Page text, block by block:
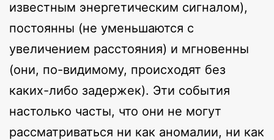
известным энергетическим сигналом),
постоянны (не уменьшаются с
увеличением расстояния) и мгновенны
(они, по-видимому, происходят без
каких-либо задержек). Эти события
настолько часты, что они не могут
рассматриваться ни как аномалии, ни как